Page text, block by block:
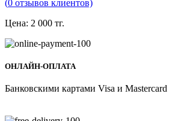
(0 отзывов клиентов)
Цена: 2 000 тг.
ОНЛАЙН-ОПЛАТА
Банковскими картами Visa и Mastercard